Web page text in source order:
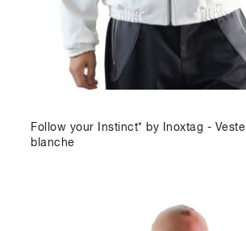
Follow your Instinct* by Inoxtag - Veste
blanche